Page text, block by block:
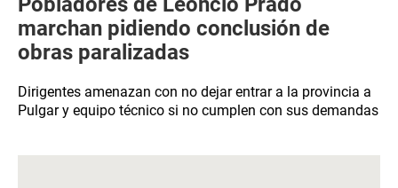
marchan pidiendo conclusión de
obras paralizadas
Dirigentes amenazan con no dejar entrar a la provincia a
Pulgar y equipo técnico si no cumplen con sus demandas